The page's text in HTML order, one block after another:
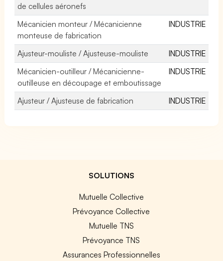
de cellules aéronefs
Mécanicien monteur / Mécanicienne
monteuse de fabrication
INDUSTRIE
Ajusteur-mouliste / Ajusteuse-mouliste
INDUSTRIE
Mécanicien-outilleur / Mécanicienne-
outilleuse en découpage et emboutissage
INDUSTRIE
Ajusteur / Ajusteuse de fabrication INDUSTRIE
SOLUTIONS
Mutuelle Collective
Prévoyance Collective
Mutuelle TNS
Prévoyance TNS
Assurances Professionnelles